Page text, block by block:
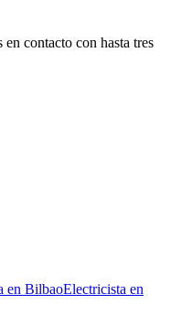
contacto con hasta tres
en BilbaoElectricista en